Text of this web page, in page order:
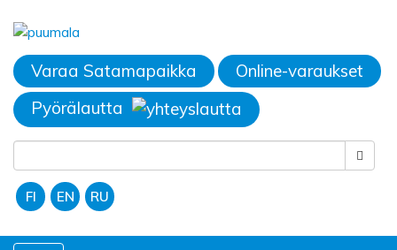
Varaa Satamapaikka
Online-varaukset
Pyörälautta
FI EN RU